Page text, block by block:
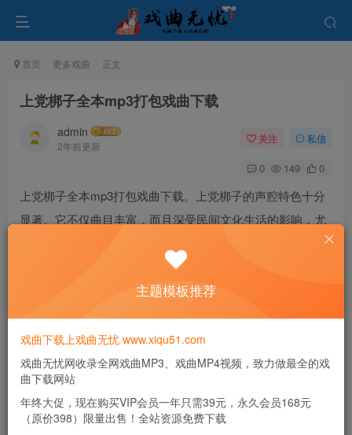
首页 更多戏曲 正文
上党梆子全本mp3打包戏曲下载
admin
2年前更新
关注 私信
0 149 0
上党梆子全本mp3打包戏曲下载。上党梆子的声腔特色十分
显著。它不仅曲目丰富，而且深受民间文化生活的影响，尤
其是昆、罗、卷戏在舞台上的消失，使得上党梆子成为了当
地戏曲艺术的主要代表。虽然少量上党皮簧剧目得以保存，
但绝大多数剧目仍然属于上党梆子的范畴。
主题模板推荐
戏曲下载上戏曲无忧 www.xiqu51.com
戏曲无忧网收录全网戏曲MP3、戏曲MP4视频，致力做最全的戏
曲下载网站
年终大促，现在购买VIP会员一年只需39元，永久会员168元
（原价398）限量出售！全站资源免费下载